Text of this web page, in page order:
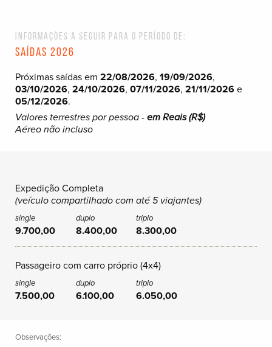
Informações a seguir para o período de:
Saídas 2026
Próximas saídas em 22/08/2026, 19/09/2026,
03/10/2026, 24/10/2026, 07/11/2026, 21/11/2026e
05/12/2026.
Valores terrestres por pessoa -em Reais (R$)
Aéreo não incluso
Expedição Completa
(veículo compartilhado com até 5 viajantes)
9.700,00 8.400,00 8.300,00
Passageiro com carro próprio (4x4)
7.500,00 6.100,00 6.050,00
Observações: